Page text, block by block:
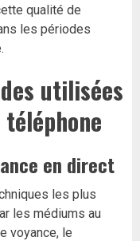
qualité de
les périodes
utilisées
en direct
les plus
les médiums au
voyance, le